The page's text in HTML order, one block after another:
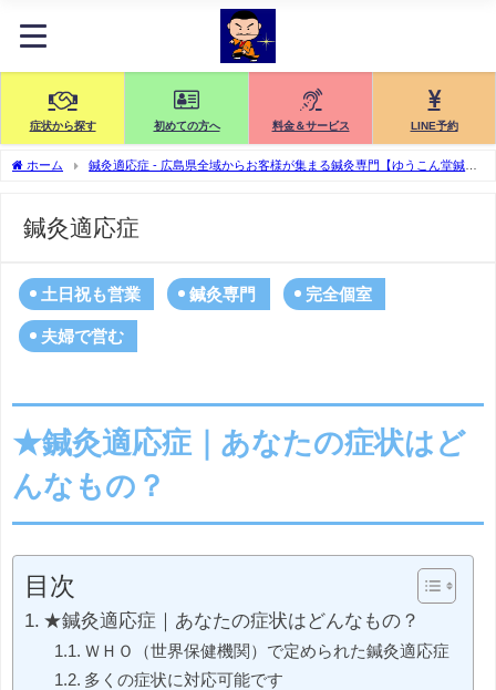
症状から探す 初めての方へ 料金＆サービス LINE予約
ホーム
鍼灸適応症 - 広島県全域からお客様が集まる鍼灸専門【ゆうこん堂鍼灸
鍼灸適応症
土日祝も営業 鍼灸専門 完全個室
夫婦で営む
★鍼灸適応症｜あなたの症状はど
んなもの？
目次
★鍼灸適応症｜あなたの症状はどんなもの？
ＷＨＯ（世界保健機関）で定められた鍼灸適応症
多くの症状に対応可能です